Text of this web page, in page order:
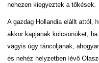
nehezen kiegyeztek a tőkések.
A gazdag Hollandia elállt attól,
akkor kapjanak kölcsönöket,
vagyis úgy táncoljanak,
és nehéz helyzetben lévő